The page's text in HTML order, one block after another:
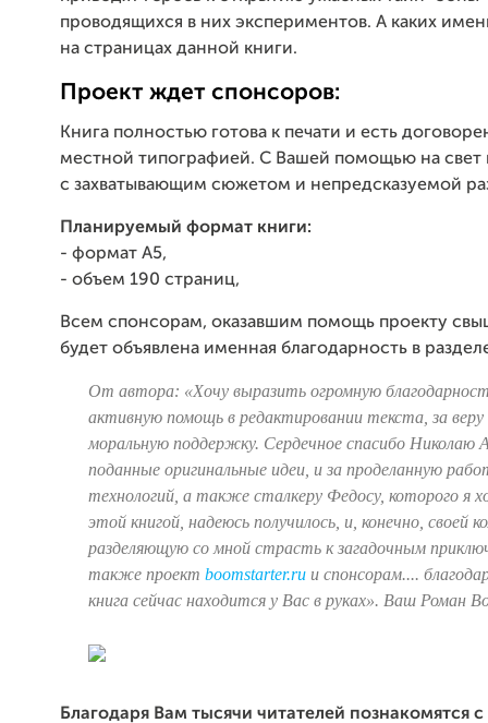
проводящихся в них экспериментов. А каких
на страницах данной книги.
Проект ждет спонсоров:
Книга полностью готова к печати и есть
местной типографией. С Вашей помощью на свет
с захватывающим сюжетом и непредсказуемой
Планируемый формат книги:
- формат А5,
- объем 190 страниц,
Всем спонсорам, оказавшим помощь проекту
будет объявлена именная благодарность в
От автора: «Хочу выразить огромную
активную помощь в редактировании текста, за веру
моральную поддержку. Сердечное спасибо Николаю
поданные оригинальные идеи, и за проделанную
технологий, а также сталкеру Федосу, которого я
этой книгой, надеюсь получилось, и, конечно, своей
разделяющую со мной страсть к загадочным
также проект boomstarter.ruи спонсорам....
книга сейчас находится у Вас в руках». Ваш Роман
Благодаря Вам тысячи читателей познакомятся